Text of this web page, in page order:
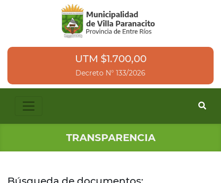
UTM $1.700,00
Decreto N° 133/2026
TRANSPARENCIA